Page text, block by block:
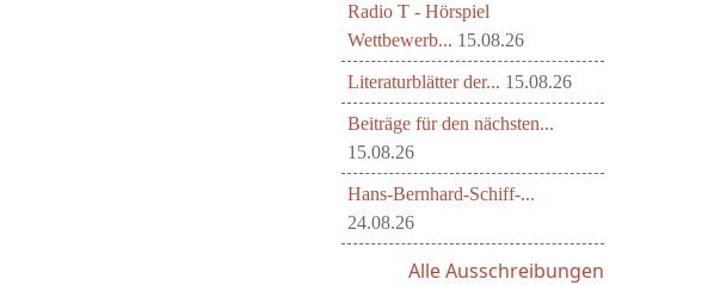
Radio T - Hörspiel
Wettbewerb... 15.08.26
Literaturblätter der... 15.08.26
Beiträge für den nächsten...
15.08.26
Hans-Bernhard-Schiff-...
24.08.26
Alle Ausschreibungen